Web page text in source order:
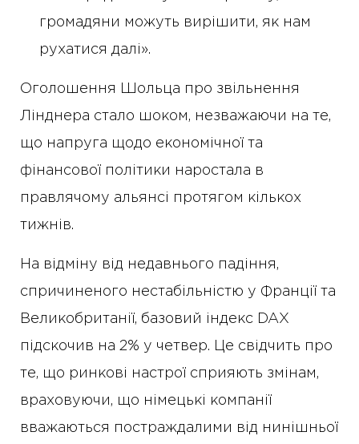
громадяни можуть вирішити, як нам
рухатися далі».
Оголошення Шольца про звільнення
Лінднера стало шоком, незважаючи на те,
що напруга щодо економічної та
фінансової політики наростала в
правлячому альянсі протягом кількох
тижнів.
На відміну від недавнього падіння,
спричиненого нестабільністю у Франції та
Великобританії, базовий індекс DAX
підскочив на 2% у четвер. Це свідчить про
те, що ринкові настрої сприяють змінам,
враховуючи, що німецькі компанії
вважаються постраждалими від нинішньої